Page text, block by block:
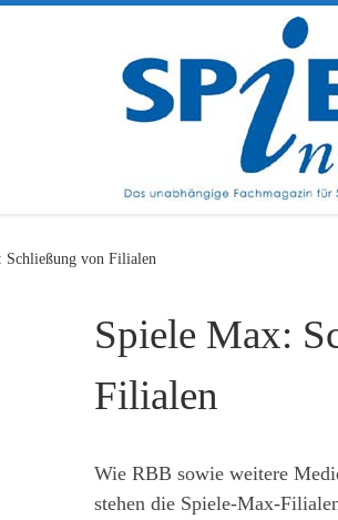
Schließung von Filialen
Spiele Max:
Filialen
Wie RBB sowie weitere
stehen die Spiele-Max-